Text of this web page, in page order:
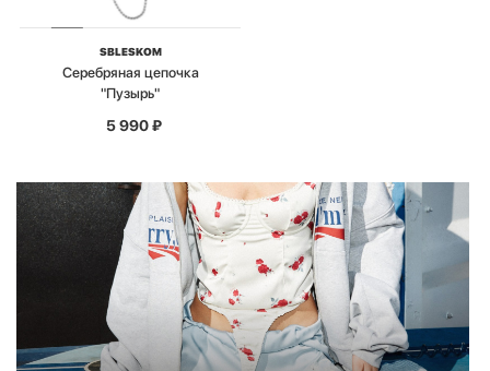
SBLESKOM
Серебряная цепочка
"Пузырь"
5 990₽